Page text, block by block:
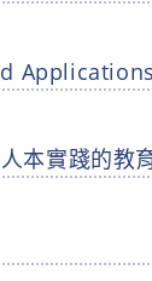
本實踐的教